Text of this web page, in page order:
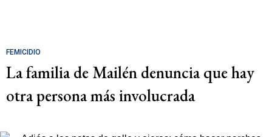
FEMICIDIO
La familia de Mailén denuncia que hay
otra persona más involucrada